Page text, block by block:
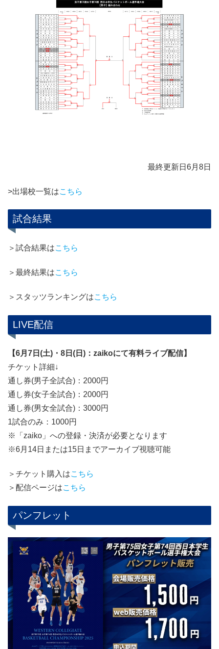
最終更新日6月8日
>出場校一覧はこちら
試合結果
＞試合結果はこちら
＞最終結果はこちら
＞スタッツランキングはこちら
LIVE配信
【6月7日(土)・8日(日)：zaikoにて有料ライブ配信】
チケット詳細↓
通し券(男子全試合)：2000円
通し券(女子全試合)：2000円
通し券(男女全試合)：3000円
1試合のみ：1000円
※「zaiko」への登録・決済が必要となります
※6月14日または15日までアーカイブ視聴可能
＞チケット購入はこちら
＞配信ページはこちら
パンフレット